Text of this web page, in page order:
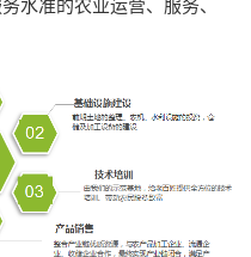
水准的农业运营、服务、